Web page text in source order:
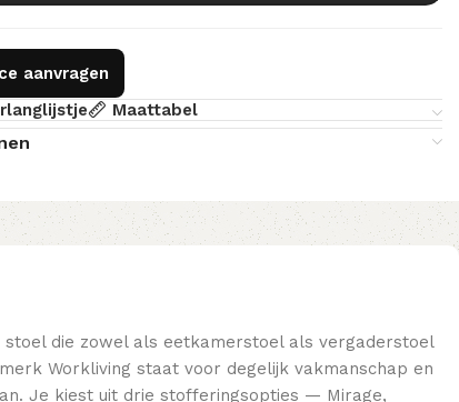
aanvragen
Maattabel
stoel die zowel als eetkamerstoel als vergaderstoel
Workliving staat voor degelijk vakmanschap en
Je kiest uit drie stofferingsopties — Mirage,